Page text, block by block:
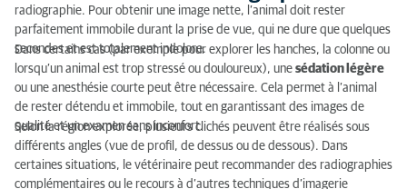
radiographie. Pour obtenir une image nette, l’animal doit rester
parfaitement immobile durant la prise de vue, qui ne dure que quelques
secondes et est totalement indolore.
Dans certains cas (par exemple pour explorer les hanches, la colonne ou
lorsqu’un animal est trop stressé ou douloureux), une sédation légère
ou une anesthésie courte peut être nécessaire. Cela permet à l’animal
de rester détendu et immobile, tout en garantissant des images de
qualité et un examen sans inconfort.
Selon la région explorée, plusieurs clichés peuvent être réalisés sous
différents angles (vue de profil, de dessus ou de dessous). Dans
certaines situations, le vétérinaire peut recommander des radiographies
complémentaires ou le recours à d’autres techniques d’imagerie